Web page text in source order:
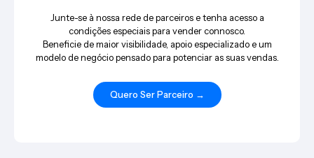
Junte-se à nossa rede de parceiros e tenha acesso a
condições especiais para vender connosco.
Beneficie de maior visibilidade, apoio especializado e um
modelo de negócio pensado para potenciar as suas vendas.
Quero Ser Parceiro →